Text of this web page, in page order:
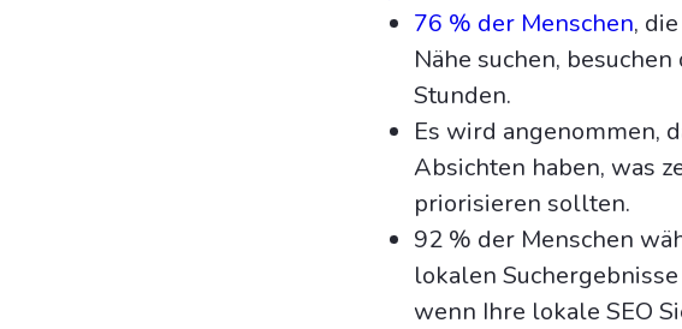
76 % der Menschen,
Nähe suchen,
Stunden.
Es wird angenommen,
Absichten haben, was
priorisieren sollten.
92 % der Menschen
lokalen
wenn Ihre lokale SEO